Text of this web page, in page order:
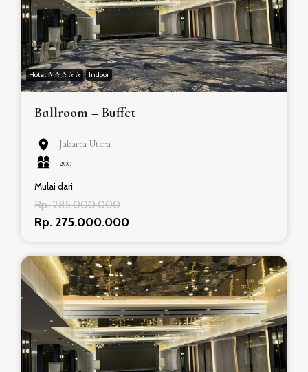
Hotel ✰ ✰ ✰ ✰ ✰ Indoor
Ballroom – Buffet
Jakarta Utara
200
Mulai dari
Rp. 285.000.000
Rp. 275.000.000